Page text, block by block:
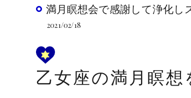
満月瞑想会で感謝して浄化し
2021/02/18
乙女座の満月瞑